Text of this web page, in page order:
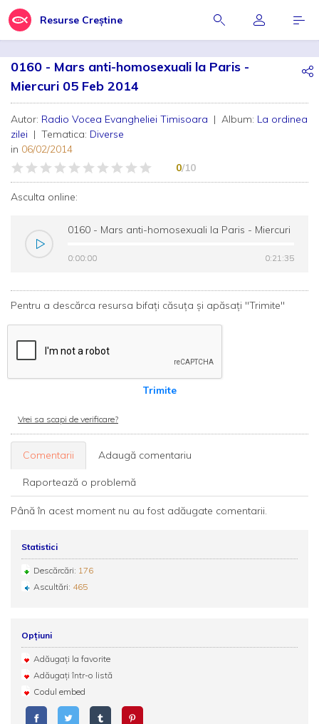
Resurse Creștine
0160 - Mars anti-homosexuali la Paris -
Miercuri 05 Feb 2014
Autor: Radio Vocea Evangheliei Timisoara | Album: La ordinea
zilei | Tematica: Diverse
in 06/02/2014
0/10
Asculta online:
0160 - Mars anti-homosexuali la Paris - Miercuri
0:00:00 0:21:35
0:00:00 0:21:35
Pentru a descărca resursa bifați căsuța și apăsați "Trimite"
Trimite
Vrei sa scapi de verificare?
Comentarii Adaugă comentariu
Raportează o problemă
Până în acest moment nu au fost adăugate comentarii.
Statistici
Descărcări: 176
Ascultări: 465
Opțiuni
Adăugați la favorite
Adăugați într-o listă
Codul embed